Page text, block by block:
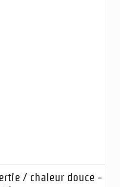
/ chaleur douce -